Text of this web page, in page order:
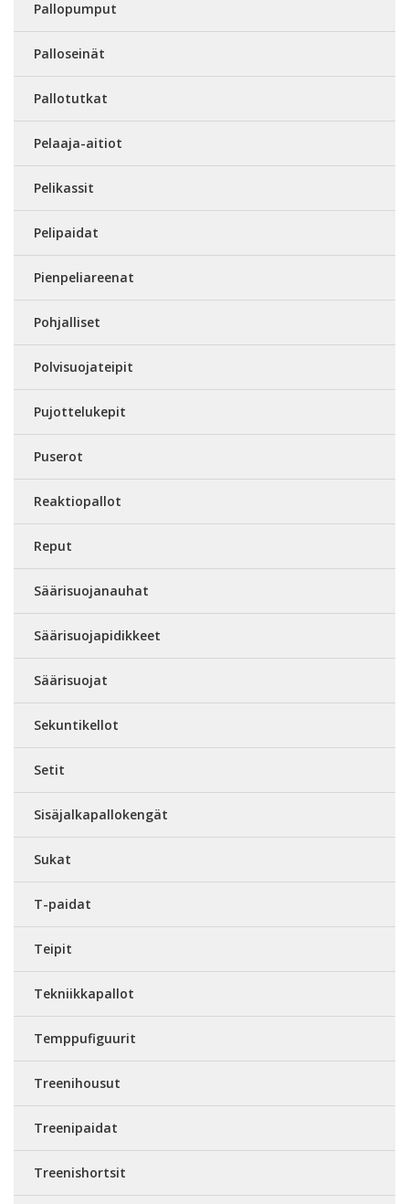
Pallopumput
Palloseinät
Pallotutkat
Pelaaja-aitiot
Pelikassit
Pelipaidat
Pienpeliareenat
Pohjalliset
Polvisuojateipit
Pujottelukepit
Puserot
Reaktiopallot
Reput
Säärisuojanauhat
Säärisuojapidikkeet
Säärisuojat
Sekuntikellot
Setit
Sisäjalkapallokengät
Sukat
T-paidat
Teipit
Tekniikkapallot
Temppufiguurit
Treenihousut
Treenipaidat
Treenishortsit